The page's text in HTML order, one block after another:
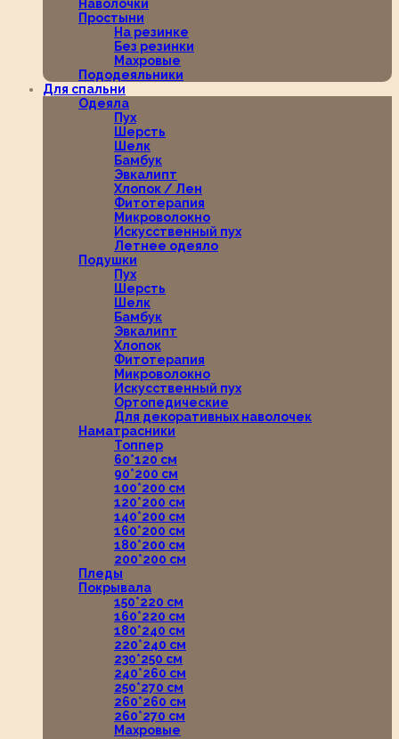
Наволочки
Простыни
На резинке
Без резинки
Махровые
Пододеяльники
Для спальни
Одеяла
Пух
Шерсть
Шелк
Бамбук
Эвкалипт
Хлопок / Лен
Фитотерапия
Микроволокно
Искусственный пух
Летнее одеяло
Подушки
Пух
Шерсть
Шелк
Бамбук
Эвкалипт
Хлопок
Фитотерапия
Микроволокно
Искусственный пух
Ортопедические
Для декоративных наволочек
Наматрасники
Топпер
60*120 см
90*200 см
100*200 см
120*200 см
140*200 см
160*200 см
180*200 см
200*200 см
Пледы
Покрывала
150*220 см
160*220 см
180*240 см
220*240 см
230*250 см
240*260 см
250*270 см
260*260 см
260*270 см
Махровые